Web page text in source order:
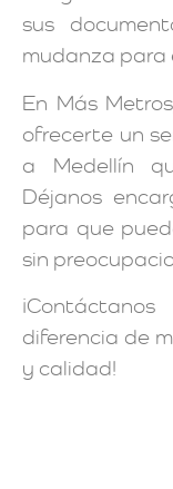
sus
mudanza para
En Más
ofrecerte un
a Medellín
Déjanos
para que
sin
diferencia de
y calidad!